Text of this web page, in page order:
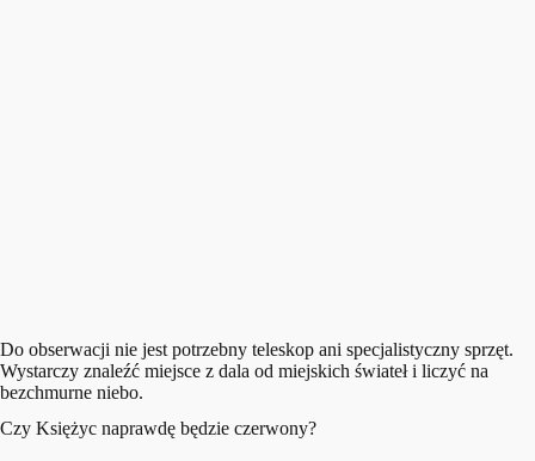
Do obserwacji nie jest potrzebny teleskop ani specjalistyczny sprzęt.
Wystarczy znaleźć miejsce z dala od miejskich świateł i liczyć na
bezchmurne niebo.
Czy Księżyc naprawdę będzie czerwony?